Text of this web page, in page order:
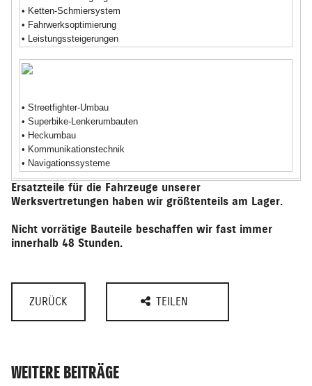
• Ketten-Schmiersystem
• Fahrwerksoptimierung
• Leistungssteigerungen
• Streetfighter-Umbau
• Superbike-Lenkerumbauten
• Heckumbau
• Kommunikationstechnik
• Navigationssysteme
Ersatzteile für die Fahrzeuge unserer
Werksvertretungen haben wir größtenteils am Lager.
Nicht vorrätige Bauteile beschaffen wir fast immer
innerhalb 48 Stunden.
ZURÜCK TEILEN
WEITERE BEITRÄGE